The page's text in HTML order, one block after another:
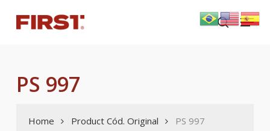
main
search
Menu
PS 997
Home Product Cód. Original PS 997